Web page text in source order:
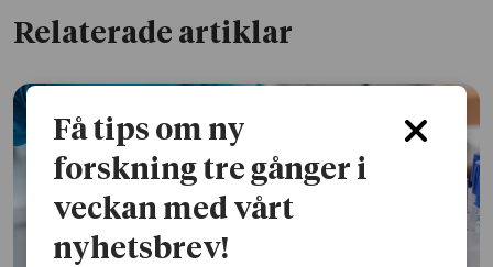
Relaterade artiklar
Få tips om ny
forskning tre gånger i
veckan med vårt
nyhetsbrev!